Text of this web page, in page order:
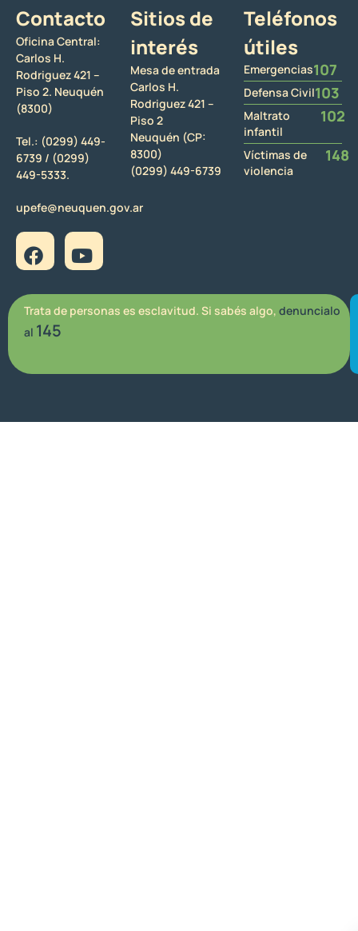
Contacto
Oficina Central:
Carlos H.
Rodriguez 421 –
Piso 2. Neuquén
(8300)
Tel.: (0299) 449-
6739 / (0299)
449-5333.
upefe@neuquen.gov.ar
Sitios de
interés
Mesa de entrada
Carlos H.
Rodriguez 421 –
Piso 2
Neuquén (CP:
8300)
(0299) 449-6739
Teléfonos
útiles
Emergencias107
Defensa Civil103
Maltrato
infantil
102
Víctimas de
violencia
148
Trata de personas es esclavitud. Si sabés algo, denuncialo
al 145